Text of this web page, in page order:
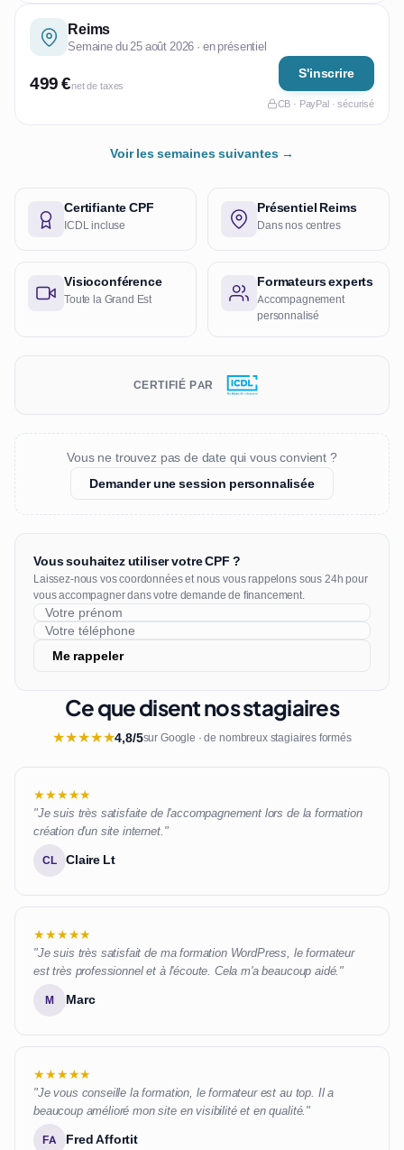
Reims
Semaine du 25 août 2026 · en présentiel
499 €net de taxes
S'inscrire
CB · PayPal · sécurisé
Voir les semaines suivantes →
Certifiante CPF
ICDL incluse
Présentiel Reims
Dans nos centres
Visioconférence
Toute la Grand Est
Formateurs experts
Accompagnement
personnalisé
CERTIFIÉ PAR
Vous ne trouvez pas de date qui vous convient ?
Demander une session personnalisée
Vous souhaitez utiliser votre CPF ?
Laissez-nous vos coordonnées et nous vous rappelons sous 24h pour
vous accompagner dans votre demande de financement.
Me rappeler
Ce que disent nos stagiaires
★★★★★4,8/5sur Google · de nombreux stagiaires formés
★★★★★
"Je suis très satisfaite de l'accompagnement lors de la formation
création d'un site internet."
CL Claire Lt
★★★★★
"Je suis très satisfait de ma formation WordPress, le formateur
est très professionnel et à l'écoute. Cela m'a beaucoup aidé."
M Marc
★★★★★
"Je vous conseille la formation, le formateur est au top. Il a
beaucoup amélioré mon site en visibilité et en qualité."
FA Fred Affortit